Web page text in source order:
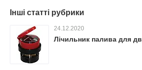
Інші статті рубрики
24.12.2020
Лічильник палива для